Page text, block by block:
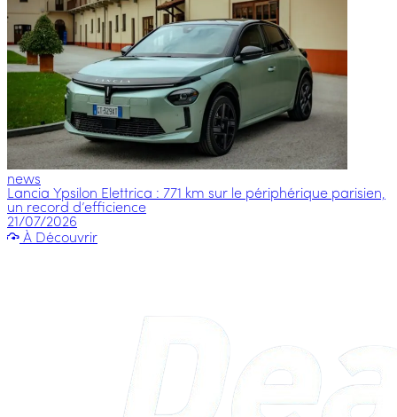
news
Lancia Ypsilon Elettrica : 771 km sur le périphérique parisien,
un record d’efficience
21/07/2026
À Découvrir